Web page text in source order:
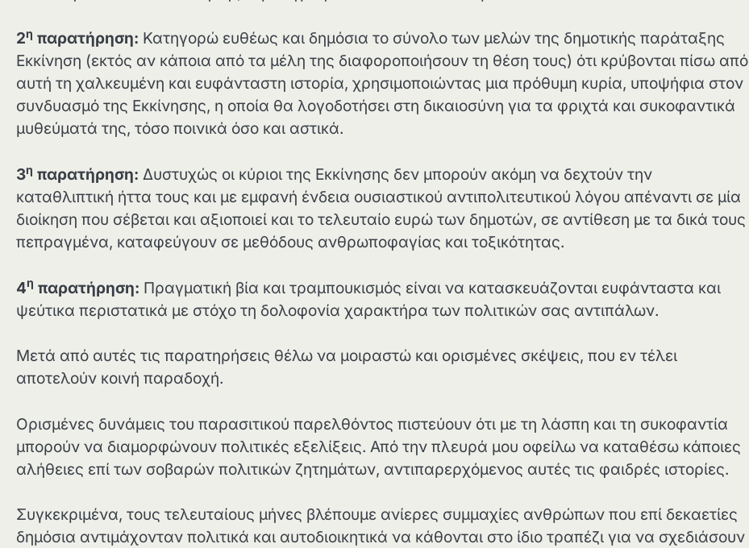
2η παρατήρηση: Κατηγορώ ευθέως και δημόσια το σύνολο των μελών της δημοτικής παράταξης
Εκκίνηση (εκτός αν κάποια από τα μέλη της διαφοροποιήσουν τη θέση τους) ότι κρύβονται πίσω από
αυτή τη χαλκευμένη και ευφάνταστη ιστορία, χρησιμοποιώντας μια πρόθυμη κυρία, υποψήφια στον
συνδυασμό της Εκκίνησης, η οποία θα λογοδοτήσει στη δικαιοσύνη για τα φριχτά και συκοφαντικά
μυθεύματά της, τόσο ποινικά όσο και αστικά.
3η παρατήρηση: Δυστυχώς οι κύριοι της Εκκίνησης δεν μπορούν ακόμη να δεχτούν την
καταθλιπτική ήττα τους και με εμφανή ένδεια ουσιαστικού αντιπολιτευτικού λόγου απέναντι σε μία
διοίκηση που σέβεται και αξιοποιεί και το τελευταίο ευρώ των δημοτών, σε αντίθεση με τα δικά τους
πεπραγμένα, καταφεύγουν σε μεθόδους ανθρωποφαγίας και τοξικότητας.
4η παρατήρηση: Πραγματική βία και τραμπουκισμός είναι να κατασκευάζονται ευφάνταστα και
ψεύτικα περιστατικά με στόχο τη δολοφονία χαρακτήρα των πολιτικών σας αντιπάλων.
Μετά από αυτές τις παρατηρήσεις θέλω να μοιραστώ και ορισμένες σκέψεις, που εν τέλει
αποτελούν κοινή παραδοχή.
Ορισμένες δυνάμεις του παρασιτικού παρελθόντος πιστεύουν ότι με τη λάσπη και τη συκοφαντία
μπορούν να διαμορφώνουν πολιτικές εξελίξεις. Από την πλευρά μου οφείλω να καταθέσω κάποιες
αλήθειες επί των σοβαρών πολιτικών ζητημάτων, αντιπαρερχόμενος αυτές τις φαιδρές ιστορίες.
Συγκεκριμένα, τους τελευταίους μήνες βλέπουμε ανίερες συμμαχίες ανθρώπων που επί δεκαετίες
δημόσια αντιμάχονταν πολιτικά και αυτοδιοικητικά να κάθονται στο ίδιο τραπέζι για να σχεδιάσουν